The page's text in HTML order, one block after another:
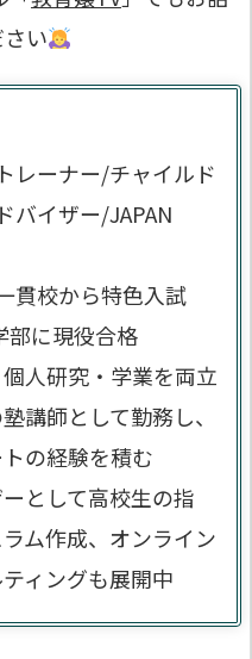
い
レーナー/チャイルド
バイザー/JAPAN
貫校から特色入試
部に現役合格
人研究・学業を両立
講師として勤務し、
の経験を積む
として高校生の指
ム作成、オンライン
ィングも展開中